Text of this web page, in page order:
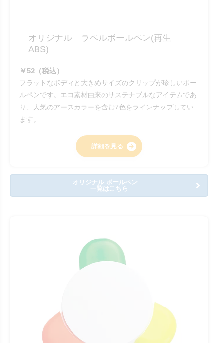
オリジナル ラペルボールペン(再生
ABS)
￥52（税込）
フラットなボディと大きめサイズのクリップが珍しいボー
ルペンです。エコ素材由来のサステナブルなアイテムであ
り、人気のアースカラーを含む7色をラインナップしてい
ます。
詳細を見る
オリジナル ボールペン
一覧はこちら